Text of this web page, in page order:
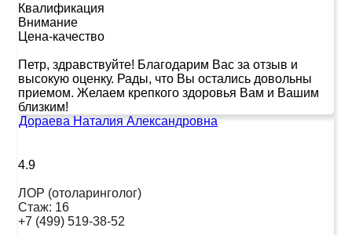
Квалификация
Внимание
Цена-качество
Петр, здравствуйте! Благодарим Вас за отзыв и
высокую оценку. Рады, что Вы остались довольны
приемом. Желаем крепкого здоровья Вам и Вашим
близким!
Дораева Наталия Александровна
4.9
ЛОР (отоларинголог)
Стаж: 16
+7 (499) 519-38-52